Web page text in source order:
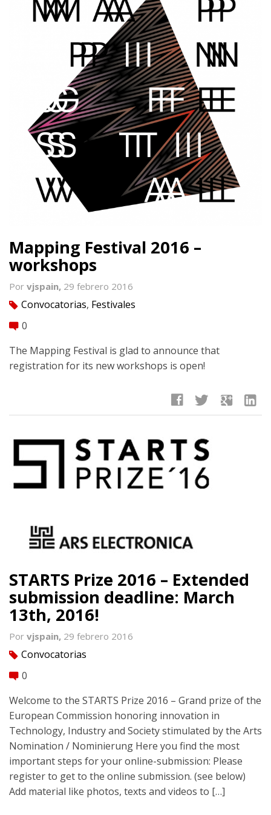
Mapping Festival 2016 –
workshops
Por vjspain, 29 febrero 2016
tag Convocatorias, Festivales
comment 0
The Mapping Festival is glad to announce that
registration for its new workshops is open!
facebook twitter google linkedin
STARTS Prize 2016 – Extended
submission deadline: March
13th, 2016!
Por vjspain, 29 febrero 2016
tag Convocatorias
comment 0
Welcome to the STARTS Prize 2016 – Grand prize of the
European Commission honoring innovation in
Technology, Industry and Society stimulated by the Arts
Nomination / Nominierung Here you find the most
important steps for your online-submission: Please
register to get to the online submission. (see below)
Add material like photos, texts and videos to […]